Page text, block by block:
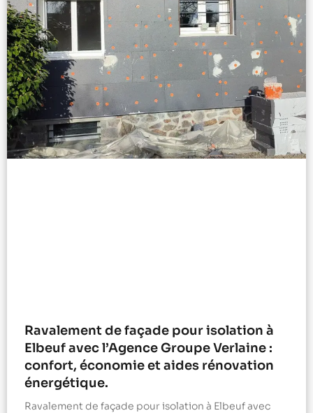
Ravalement de façade pour isolation à
Elbeuf avec l’Agence Groupe Verlaine :
confort, économie et aides rénovation
énergétique.
Ravalement de façade pour isolation à Elbeuf avec